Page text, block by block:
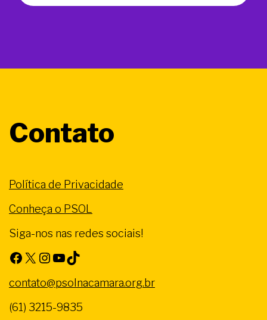
Contato
Política de Privacidade
Conheça o PSOL
Siga-nos nas redes sociais!
Facebook X Instagram Youtube TikTok
contato@psolnacamara.org.br
(61) 3215-9835